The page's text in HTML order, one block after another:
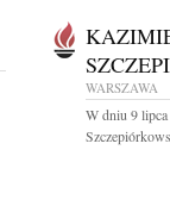
WARSZAWA
W dniu 9